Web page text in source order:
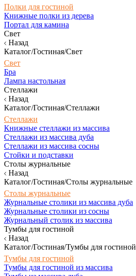
Полки для гостиной
Книжные полки из дерева
Портал для камина
Свет
Назад
Каталог/Гостиная/Свет
Свет
Бра
Лампа настольная
Стеллажи
Назад
Каталог/Гостиная/Стеллажи
Стеллажи
Книжные стеллажи из массива
Стеллажи из массива дуба
Стеллажи из массива сосны
Стойки и подставки
Столы журнальные
Назад
Каталог/Гостиная/Столы журнальные
Столы журнальные
Журнальные столики из массива дуба
Журнальные столики из сосны
Журнальный столик из массива
Тумбы для гостиной
Назад
Каталог/Гостиная/Тумбы для гостиной
Тумбы для гостиной
Тумбы для гостиной из массива